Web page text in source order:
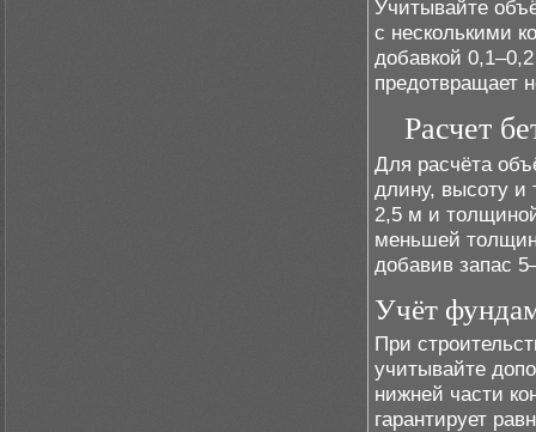
Учитывайте
с несколькими
добавкой
предотвращает
Расчет
Для расчёта
длину, высоту и
2,5 м и
меньшей
добавив запас
Учёт
При
учитывайте
нижней части
гарантирует